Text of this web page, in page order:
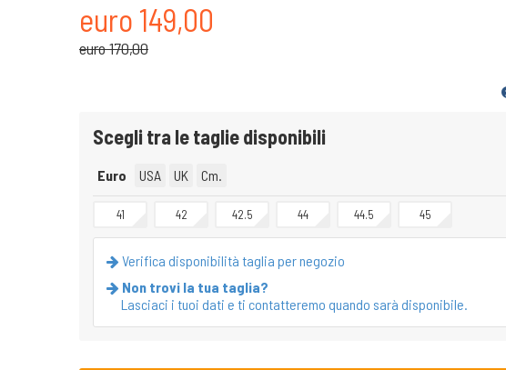
euro 149,00
euro 170,00
Scegli tra le taglie disponibili
Euro USA UK Cm.
41 42 42.5 44 44.5 45
Verifica disponibilità taglia per negozio
Non trovi la tua taglia?
Lasciaci i tuoi dati e ti contatteremo quando sarà disponibile.